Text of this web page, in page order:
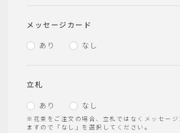
メッセージカード
あり なし
立札
あり なし
※花束をご注文の場合、立札ではなくメッセージ
ますので「なし」を選択してください。